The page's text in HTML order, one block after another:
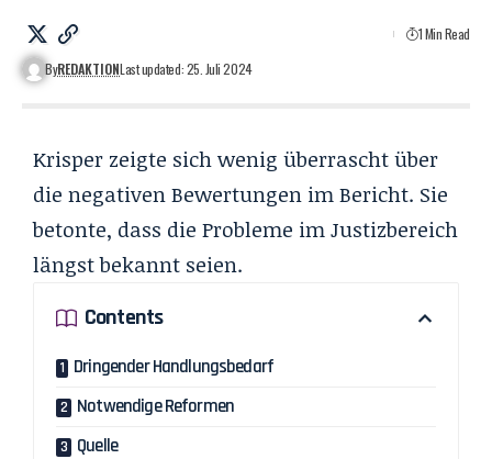
ByREDAKTIONLast updated: 25. Juli 2024
1 Min Read
Krisper zeigte sich wenig überrascht über
die negativen Bewertungen im Bericht. Sie
betonte, dass die Probleme im Justizbereich
längst bekannt seien.
Contents
Dringender Handlungsbedarf
Notwendige Reformen
Quelle